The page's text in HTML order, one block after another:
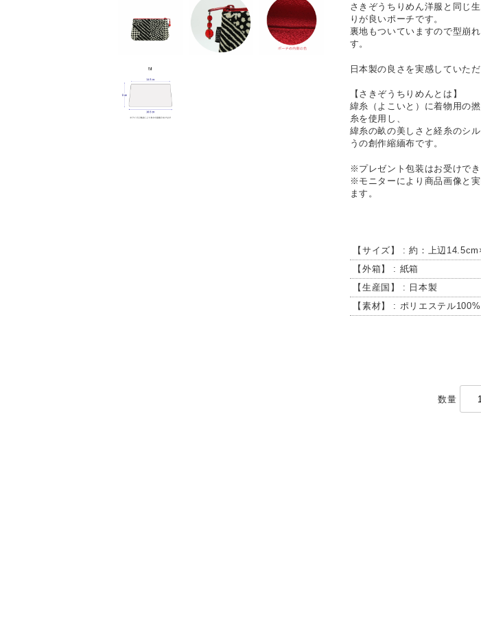
さきぞうちりめん洋服と同じ
りが良いポーチです。
裏地もついていますので型崩
す。
日本製の良さを実感していた
【さきぞうちりめんとは】
緯糸（よこいと）に着物用の
糸を使用し、
緯糸の畝の美しさと経糸のシ
うの創作縮緬布です。
※プレゼント包装はお受けでき
※モニターにより商品画像と
ます。
【サイズ】 : 約：上辺
【外箱】 : 紙箱
【生産国】 : 日本製
【素材】 : ポリエステル100%
数量